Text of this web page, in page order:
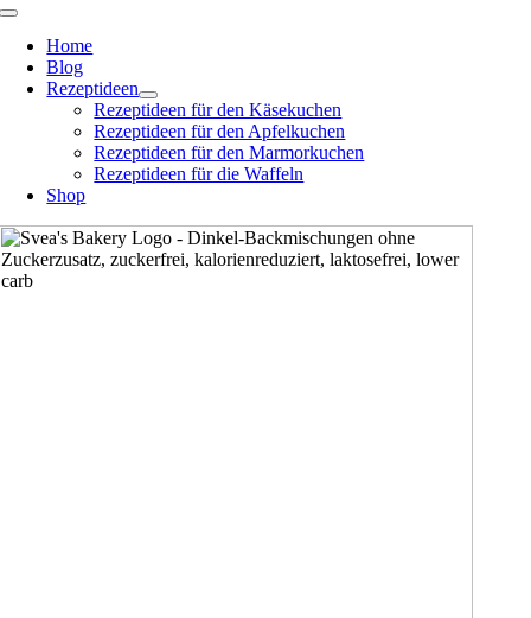
Zum
Inhalt
springen
Toggle
Navigation
Home
Blog
Rezeptideen
Rezeptideen für den Käsekuchen
Rezeptideen für den Apfelkuchen
Rezeptideen für den Marmorkuchen
Rezeptideen für die Waffeln
Shop